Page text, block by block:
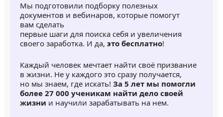
Мы подготовили подборку полезных
документов и вебинаров, которые помогут
вам сделать
первые шаги для поиска себя и увеличения
своего заработка. И да, это бесплатно!
Каждый человек мечтает найти своё призвание
в жизни. Не у каждого это сразу получается,
но мы знаем, где искать! За 5 лет мы помогли
более 27 000 ученикам найти дело своей
жизни и научили зарабатывать на нем.